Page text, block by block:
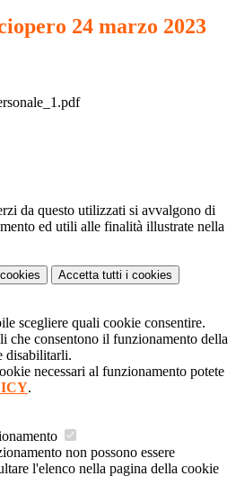
24 marzo 2023
da questo utilizzati si avvalgono di
ed utili alle finalità illustrate nella
Accetta tutti i cookies
scegliere quali cookie consentire.
che consentono il funzionamento della
disabilitarli.
necessari al funzionamento potete
.
non possono essere
l'elenco nella pagina della cookie